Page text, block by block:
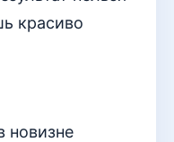
красиво
новизне